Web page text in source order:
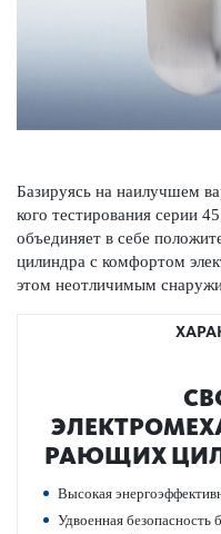
Базируясь на наилучшем
кого тес­тирования серии
объединяет в себе
цилиндра с комфортом
этом нео­т­личимым
РАЮЩИХ
Выс­окая
Удвоенная безоп­асность